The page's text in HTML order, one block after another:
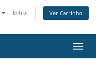
Entrar Ver Carrinho